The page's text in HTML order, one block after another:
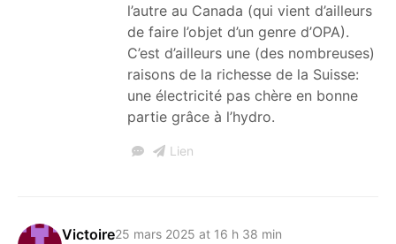
l’autre au Canada (qui vient d’ailleurs
de faire l’objet d’un genre d’OPA).
C’est d’ailleurs une (des nombreuses)
raisons de la richesse de la Suisse:
une électricité pas chère en bonne
partie grâce à l’hydro.
Lien
Victoire25 mars 2025 at 16 h 38 min